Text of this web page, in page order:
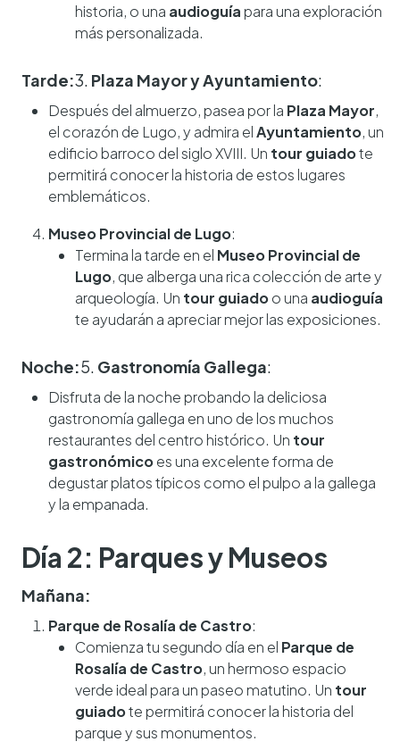
historia, o una audioguía para una exploración
más personalizada.
Tarde:3. Plaza Mayor y Ayuntamiento:
Después del almuerzo, pasea por la Plaza Mayor,
el corazón de Lugo, y admira elAyuntamiento, un
edificio barroco del siglo XVIII. Un tour guiadote
permitirá conocer la historia de estos lugares
emblemáticos.
Museo Provincial de Lugo:
Termina la tarde en el Museo Provincial de
Lugo, que alberga una rica colección de arte y
arqueología. Un tour guiadoo una audioguía
te ayudarán a apreciar mejor las exposiciones.
Noche:5. Gastronomía Gallega:
Disfruta de la noche probando la deliciosa
gastronomía gallega en uno de los muchos
restaurantes del centro histórico. Un tour
gastronómicoes una excelente forma de
degustar platos típicos como el pulpo a la gallega
y la empanada.
Día 2: Parques y Museos
Mañana:
Parque de Rosalía de Castro:
Comienza tu segundo día en el Parque de
Rosalía de Castro, un hermoso espacio
verde ideal para un paseo matutino. Un tour
guiadote permitirá conocer la historia del
parque y sus monumentos.